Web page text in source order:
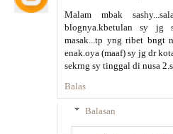
Malam mbak
blognya.kbetulan sy jg
masak...tp yng ribet bngt
enak.oya (maaf) sy jg dr
sekrng sy tinggal di nusa
Balas
Balasan